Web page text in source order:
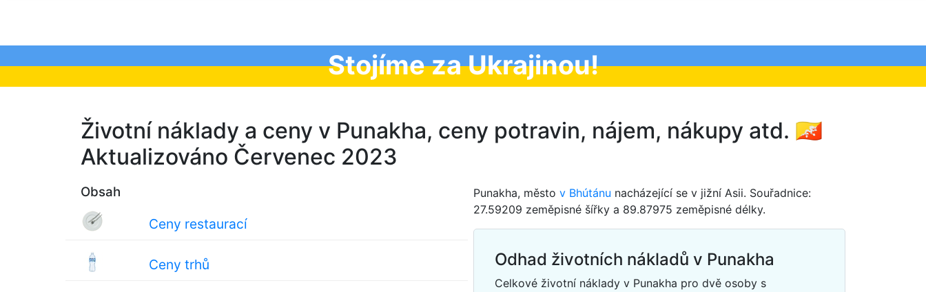
Stojíme za Ukrajinou!
Životní náklady a ceny v Punakha, ceny potravin, nájem, nákupy atd. 🇧🇹
Aktualizováno Červenec 2023
Obsah
Ceny restaurací
Ceny trhů
Punakha, město v Bhútánu nacházející se v jižní Asii. Souřadnice:
27.59209 zeměpisné šířky a 89.87975 zeměpisné délky.
Odhad životních nákladů v Punakha
Celkové životní náklady v Punakha pro dvě osoby s